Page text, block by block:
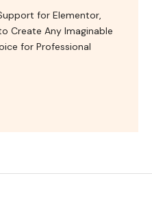
for Elementor,
Create Any Imaginable
for Professional